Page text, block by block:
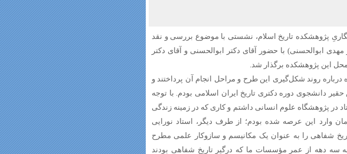
تاریخ‌نگاریِ پژوهشکده تاریخ اسلام، نشستی با موضوع بررسی و نقد
ابوالحسنی) با حضور آقای دکتر ابوالحسنی و آقای دکتر
این پژوهشکده برگذار شد.
درباره روند شکل‌گیری این طرح و مراحل انجام آن پرداختند و
دانشجوی دوره دکتری تاریخ ایران اسلامی بودم. با توجه
در پژوهشگاه علوم انسانی داشتم و کاری که در زمینه زندگی
وارد این عرصه شده بودم؛ از طرف دیگر، استاد نورایی
شفاهی را به عنوان یک مکانیسم و سازوکار علمی مطرح
به سه دهه از عمر مؤسسات ما که درگیر تاریخ شفاهی بودند